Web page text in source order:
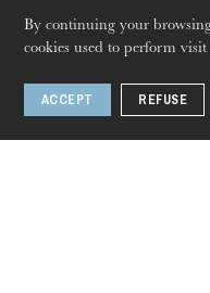
By continuing your
cookies used to perform visit
ACCEPT REFUSE
May27 Jun14